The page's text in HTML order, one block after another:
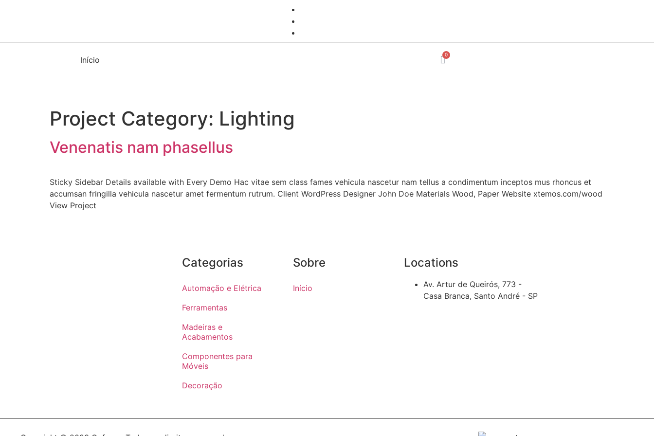
Início
0
Project Category: Lighting
Venenatis nam phasellus
Sticky Sidebar Details available with Every Demo Hac vitae sem class fames vehicula nascetur nam tellus a condimentum inceptos mus rhoncus et
accumsan fringilla vehicula nascetur amet fermentum rutrum. Client WordPress Designer John Doe Materials Wood, Paper Website xtemos.com/wood
View Project
Categorias
Automação e Elétrica
Ferramentas
Madeiras e
Acabamentos
Componentes para
Móveis
Decoração
Sobre
Início
Locations
Av. Artur de Queirós, 773 -
Casa Branca, Santo André - SP